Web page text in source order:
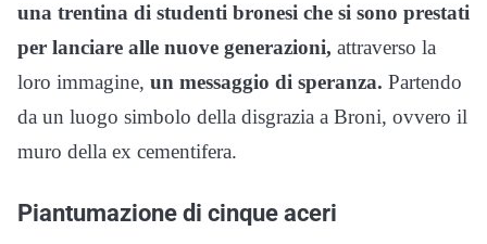
una trentina di studenti bronesi che si sono prestati
per lanciare alle nuove generazioni, attraverso la
loro immagine, un messaggio di speranza. Partendo
da un luogo simbolo della disgrazia a Broni, ovvero il
muro della ex cementifera.
Piantumazione di cinque aceri